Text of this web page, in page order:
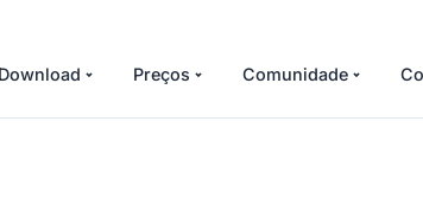
Download Preços Comunidade